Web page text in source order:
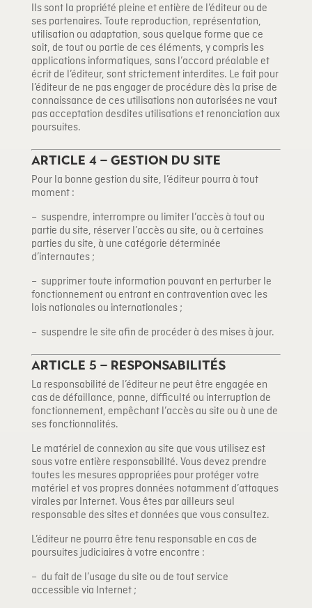
Ils sont la propriété pleine et entière de l’éditeur ou de
ses partenaires. Toute reproduction, représentation,
utilisation ou adaptation, sous quelque forme que ce
soit, de tout ou partie de ces éléments, y compris les
applications informatiques, sans l’accord préalable et
écrit de l’éditeur, sont strictement interdites. Le fait pour
l’éditeur de ne pas engager de procédure dès la prise de
connaissance de ces utilisations non autorisées ne vaut
pas acceptation desdites utilisations et renonciation aux
poursuites.
Article 4 – Gestion du site
Pour la bonne gestion du site, l’éditeur pourra à tout
moment :
– suspendre, interrompre ou limiter l’accès à tout ou
partie du site, réserver l’accès au site, ou à certaines
parties du site, à une catégorie déterminée
d’internautes ;
– supprimer toute information pouvant en perturber le
fonctionnement ou entrant en contravention avec les
lois nationales ou internationales ;
– suspendre le site afin de procéder à des mises à jour.
Article 5 – Responsabilités
La responsabilité de l’éditeur ne peut être engagée en
cas de défaillance, panne, difficulté ou interruption de
fonctionnement, empêchant l’accès au site ou à une de
ses fonctionnalités.
Le matériel de connexion au site que vous utilisez est
sous votre entière responsabilité. Vous devez prendre
toutes les mesures appropriées pour protéger votre
matériel et vos propres données notamment d’attaques
virales par Internet. Vous êtes par ailleurs seul
responsable des sites et données que vous consultez.
L’éditeur ne pourra être tenu responsable en cas de
poursuites judiciaires à votre encontre :
– du fait de l’usage du site ou de tout service
accessible via Internet ;